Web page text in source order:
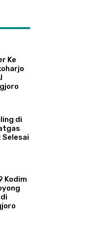
Ke
di
Selesai
Kodim